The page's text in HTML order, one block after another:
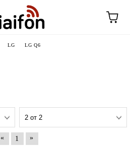
LG LG Q6
« 1 »